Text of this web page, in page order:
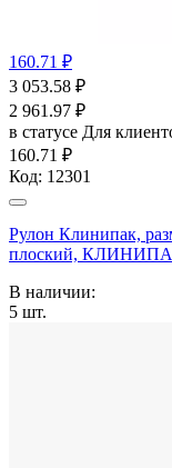
160.71 ₽
3 053.58 ₽
2 961.97 ₽
в статусе Для
160.71 ₽
Код: 12301
Рулон Клинипак,
плоский,
В наличии:
5 шт.